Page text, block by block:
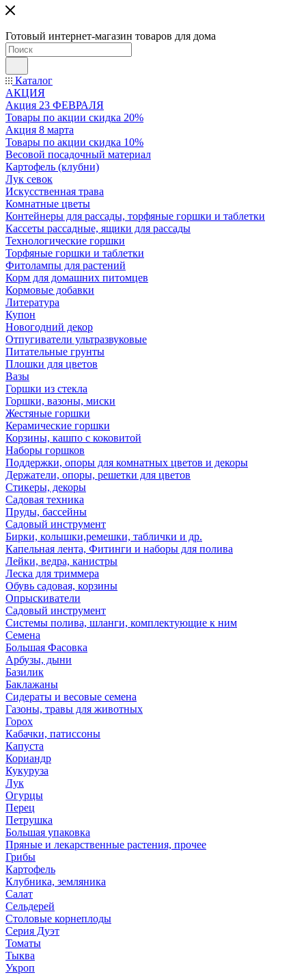
Готовый интернет-магазин товаров для дома
Каталог
АКЦИЯ
Акция 23 ФЕВРАЛЯ
Товары по акции скидка 20%
Акция 8 марта
Товары по акции скидка 10%
Весовой посадочный материал
Картофель (клубни)
Лук севок
Искусственная трава
Комнатные цветы
Контейнеры для рассады, торфяные горшки и таблетки
Кассеты рассадные, ящики для рассады
Технологические горшки
Торфяные горшки и таблетки
Фитолампы для растений
Корм для домашних питомцев
Кормовые добавки
Литература
Купон
Новогодний декор
Отпугиватели ультразвуковые
Питательные грунты
Плошки для цветов
Вазы
Горшки из стекла
Горшки, вазоны, миски
Жестяные горшки
Керамические горшки
Корзины, кашпо с коковитой
Наборы горшков
Поддержки, опоры для комнатных цветов и декоры
Держатели, опоры, решетки для цветов
Стикеры, декоры
Садовая техника
Пруды, бассейны
Садовый инструмент
Бирки, колышки,ремешки, таблички и др.
Капельная лента, Фитинги и наборы для полива
Лейки, ведра, канистры
Леска для триммера
Обувь садовая, корзины
Опрыскиватели
Садовый инструмент
Системы полива, шланги, комплектующие к ним
Семена
Большая Фасовка
Арбузы, дыни
Базилик
Баклажаны
Сидераты и весовые семена
Газоны, травы для животных
Горох
Кабачки, патиссоны
Капуста
Кориандр
Кукуруза
Лук
Огурцы
Перец
Петрушка
Большая упаковка
Пряные и лекарственные растения, прочее
Грибы
Картофель
Клубника, земляника
Салат
Сельдерей
Столовые корнеплоды
Серия Дуэт
Томаты
Тыква
Укроп